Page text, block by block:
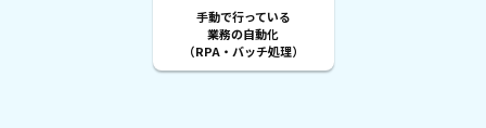
手動で行っている
業務の自動化
（RPA・バッチ処理）